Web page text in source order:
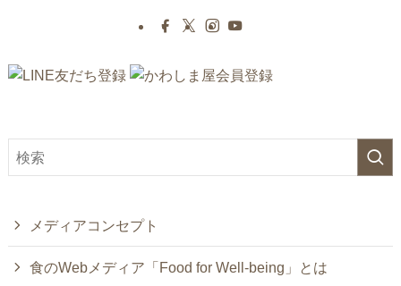
メディアコンセプト
食のWebメディア「Food for Well-being」とは